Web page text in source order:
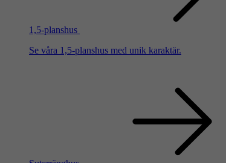
1,5-planshus
Se våra 1,5-planshus med unik karaktär.